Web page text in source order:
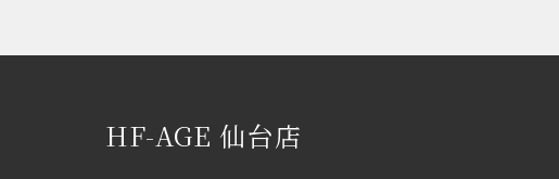
HF-AGE 仙台店